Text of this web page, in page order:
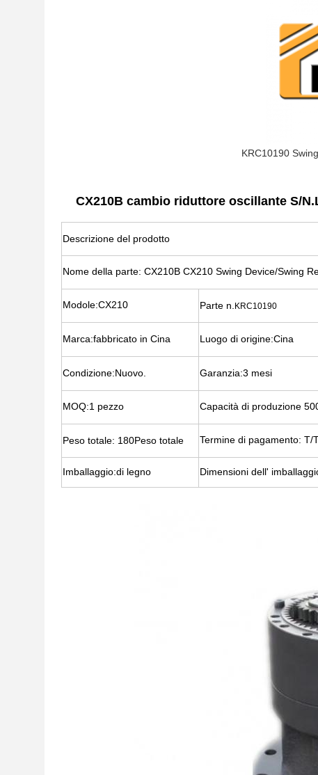
KRC10190
CX210B cambio riduttore oscillante S/
Descrizione del prodotto
Nome della parte: CX210B CX210 Swing Device/Swing
Modole:CX210 Parte n. KRC10190
Marca:fabbricato in Cina Luogo di origine:Cina
Condizione:Nuovo. Garanzia:3 mesi
MOQ:1 pezzo Capacità di produzione
Peso totale: 180Peso totale Termine di pagamento: T/
Imballaggio:di legno Dimensioni dell'